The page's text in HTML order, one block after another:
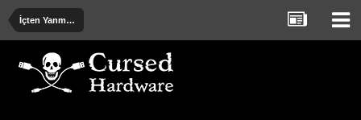
İçten Yanmalı ve Elektrik Motorlu Araçlar